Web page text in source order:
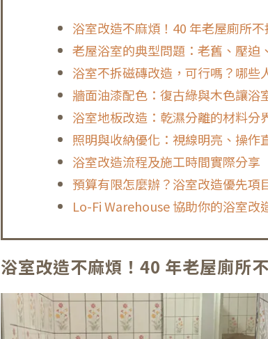
浴室改造不麻煩！40 年老屋廁所
老屋浴室的典型問題：老舊、壓迫
浴室不拆磁磚改造，可行嗎？哪些
牆面油漆配色：復古綠與木色讓浴
浴室地板改造：乾濕分離的材料分
照明與收納優化：視線明亮、操作
浴室改造流程及施工時間實際分享
預算有限怎麼辦？浴室改造優先項
Lo-Fi Warehouse 協助你的浴室改
浴室改造不麻煩！40 年老屋廁所